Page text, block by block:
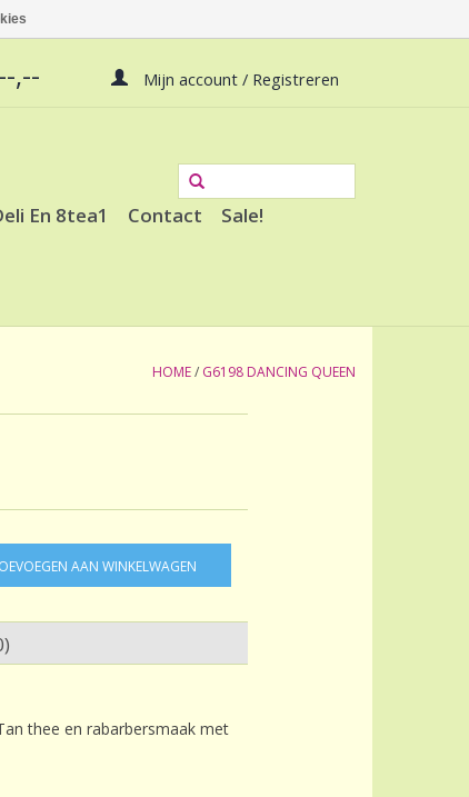
,-- Mijn account / Registreren
En 8tea1 Contact
Sale!
HOME/ G6198 DANCING QUEEN
AAN WINKELWAGEN
thee en rabarbersmaak met